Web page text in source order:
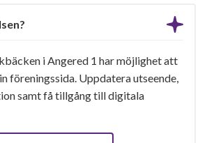
i Angered 1 har möjlighet att
föreningssida. Uppdatera utseende,
samt få tillgång till digitala